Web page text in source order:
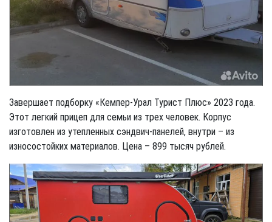
Завершает подборку «Кемпер-Урал Турист Плюс» 2023 года.
Этот легкий прицеп для семьи из трех человек. Корпус
изготовлен из утепленных сэндвич-панелей, внутри – из
износостойких материалов. Цена – 899 тысяч рублей.